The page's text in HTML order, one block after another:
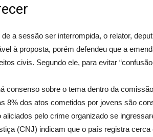
de a sessão ser interrompida, o relator,
à proposta, porém defendeu que a
civis. Segundo ele, para evitar
consenso sobre o tema dentro da
8% dos atos cometidos por jovens são
aliciados pelo crime organizado se
(CNJ) indicam que o país registra